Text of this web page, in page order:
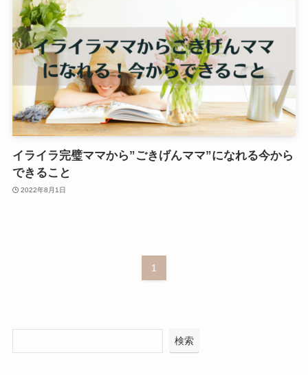
イライラ完璧ママから”ごきげんママ”になれる今から
できること
2022年8月1日
1
検索